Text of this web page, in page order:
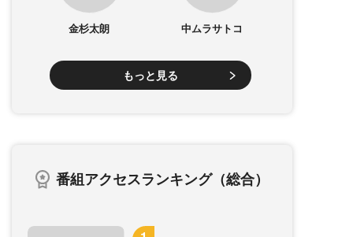
金杉太朗 中ムラサトコ
もっと見る
番組アクセスランキング（総合）